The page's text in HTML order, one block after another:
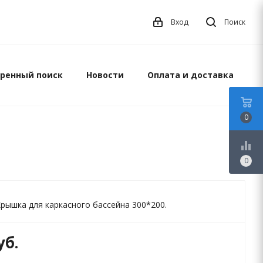
Вход Поиск
поиск Новости Оплата и доставка
0
equalizer
0
для каркасного бассейна 300*200.